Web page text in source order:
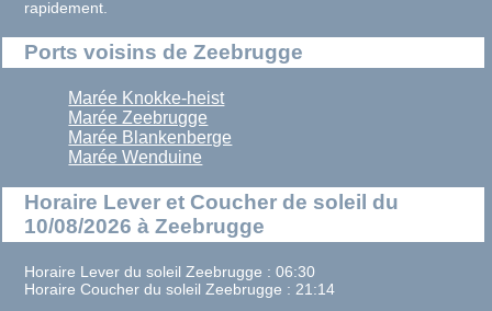
rapidement.
Ports voisins de Zeebrugge
Marée Knokke-heist
Marée Zeebrugge
Marée Blankenberge
Marée Wenduine
Horaire Lever et Coucher de soleil du
10/08/2026 à Zeebrugge
Horaire Lever du soleil Zeebrugge : 06:30
Horaire Coucher du soleil Zeebrugge : 21:14